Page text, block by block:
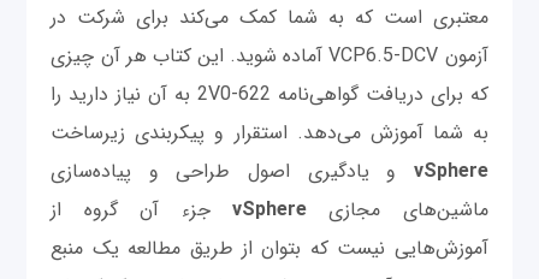
معتبری است که به شما کمک می‌کند برای شرکت در
آزمون VCP6.5-DCV آماده شوید. این کتاب هر آن چیزی
که برای دریافت گواهی‌نامه 2V0-622 به آن نیاز دارید را
به شما آموزش می‌دهد. استقرار و پیکربندی زیرساخت
vSphere و یادگیری اصول طراحی و پیاده‌سازی
ماشین‌های مجازیvSphere جزء آن گروه از
آموزش‌هایی نیست که بتوان از طریق مطالعه یک منبع